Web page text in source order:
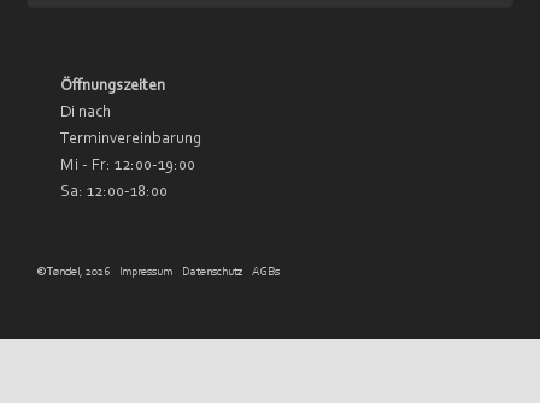
Öffnungszeiten
Di nach
Terminvereinbarung
Mi - Fr: 12:00-19:00
Sa: 12:00-18:00
© Tøndel, 2026 Impressum Datenschutz AGBs